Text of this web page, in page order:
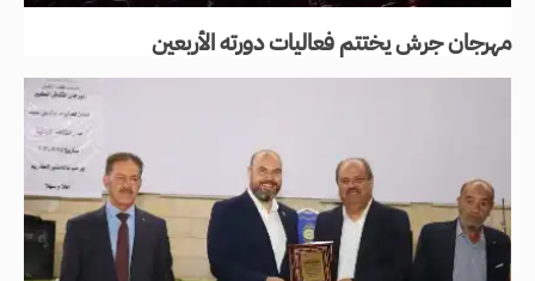
مهرجان جرش يختتم فعاليات دورته الأربعين